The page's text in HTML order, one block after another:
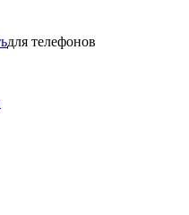
для телефонов